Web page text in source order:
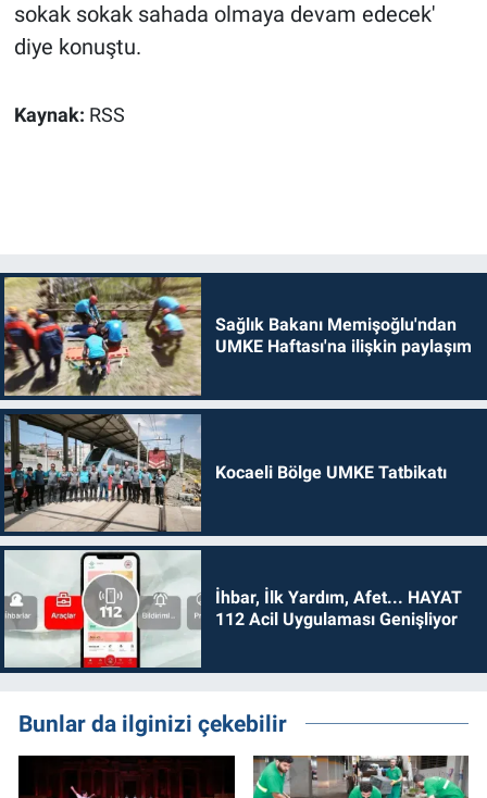
sokak sokak sahada olmaya devam edecek'
diye konuştu.
Kaynak: RSS
Sağlık Bakanı Memişoğlu'ndan
UMKE Haftası'na ilişkin paylaşım
Kocaeli Bölge UMKE Tatbikatı
İhbar, İlk Yardım, Afet... HAYAT
112 Acil Uygulaması Genişliyor
Bunlar da ilginizi çekebilir